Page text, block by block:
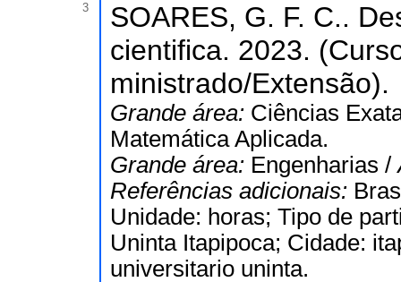
3
SOARES, G. F. C..
cientifica. 2023.
ministrado/Extensão).
Grande área: Ciências
Matemática Aplicada.
Grande área: Engenharias /
Referências adicionais:
Unidade: horas; Tipo de
Uninta Itapipoca; Cidade:
universitario uninta.